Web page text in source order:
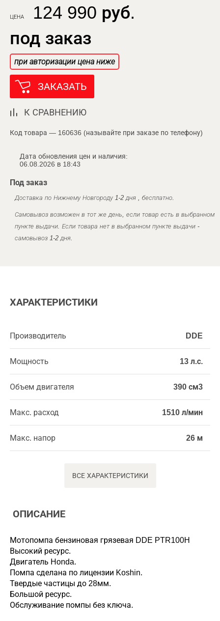
ЦЕНА
124 990 руб.
под заказ
при авторизации цена ниже
ЗАКАЗАТЬ
К СРАВНЕНИЮ
Код товара — 160636 (называйте при заказе по телефону)
Дата обновления цен и наличия:
06.08.2026 в 18:43
Под заказ
Доставка по Нижнему Новгороду 1-2 дня , бесплатно.
Самовывоз возможен в тот же день, если товар есть в выбранном
пункте выдачи. Если товара нет в выбранном пункте выдачи -
самовывоз 1-2 дня.
ХАРАКТЕРИСТИКИ
Производитель DDE
Мощность 13 л.с.
Объем двигателя 390 см3
Макс. расход 1510 л/мин
Макс. напор 26 м
ВСЕ ХАРАКТЕРИСТИКИ
ОПИСАНИЕ
Мотопомпа бензиновая грязевая DDE PTR100H
Высокий ресурс.
Двигатель Honda.
Помпа сделана по лицензии Koshin.
Твердые частицы до 28мм.
Большой ресурс.
Обслуживание помпы без ключа.